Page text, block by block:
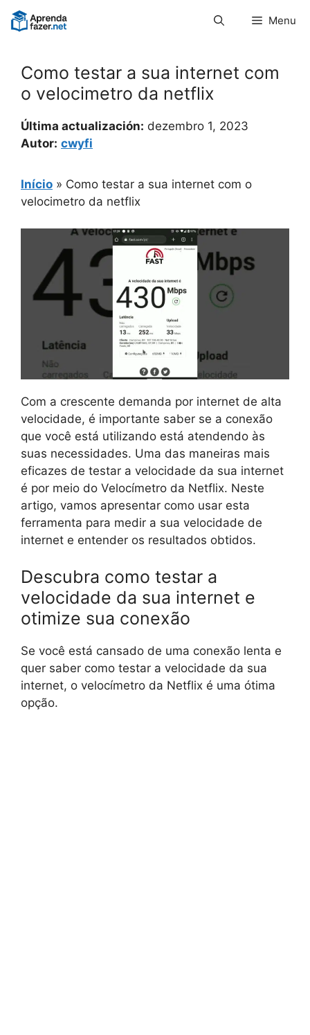
Pular
para
Menu
Como testar a sua internet com
o velocimetro da netflix
Última actualización: dezembro 1, 2023
Autor: cwyfi
Início » Como testar a sua internet com o
velocimetro da netflix
Com a crescente demanda por internet de alta
velocidade, é importante saber se a conexão
que você está utilizando está atendendo às
suas necessidades. Uma das maneiras mais
eficazes de testar a velocidade da sua internet
é por meio do Velocímetro da Netflix. Neste
artigo, vamos apresentar como usar esta
ferramenta para medir a sua velocidade de
internet e entender os resultados obtidos.
Descubra como testar a
velocidade da sua internet e
otimize sua conexão
Se você está cansado de uma conexão lenta e
quer saber como testar a velocidade da sua
internet, o velocímetro da Netflix é uma ótima
opção.